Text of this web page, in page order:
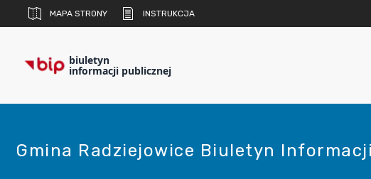
MAPA STRONY INSTRUKCJA
biuletyn
informacji publicznej
Gmina Radziejowice Biuletyn